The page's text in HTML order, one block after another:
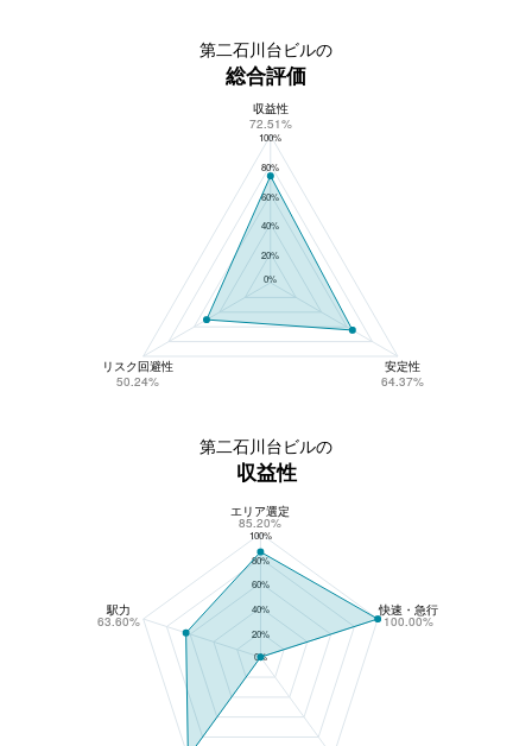
第二石川台ビルの
総合評価
第二石川台ビルの総合評価
100%
80%
60%
40%
20%
0%
収益性
72.51%
リスク回避性
50.24%
安定性
64.37%
第二石川台ビルの
収益性
第二石川台ビルの収益性
100%
80%
60%
40%
20%
0%
エリア選定
85.20%
駅力
63.60%
快速・急行
100.00%